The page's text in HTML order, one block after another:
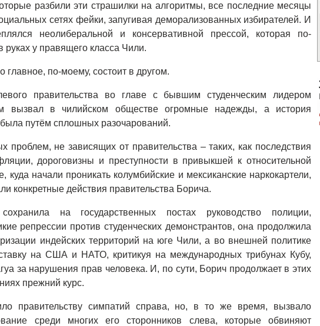
разбили эти страшилки на алгоритмы, все последние месяцы
сетях фейки, запугивая деморализованных избирателей. И
неолиберальной и консервативной прессой, которая по-
руках у правящего класса Чили.
главное, по-моему, состоит в другом.
правительства во главе с бывшим студенческим лидером
вызвал в чилийском обществе огромные надежды, а история
путём сплошных разочарований.
проблем, не зависящих от правительства – таких, как последствия
дороговизны и преступности в привыкшей к относительной
куда начали проникать колумбийские и мексиканские наркокартели,
конкретные действия правительства Борича.
на государственных постах руководство полиции,
репрессии против студенческих демонстрантов, она продолжила
индейских территорий на юге Чили, а во внешней политике
на США и НАТО, критикуя на международных трибунах Кубу,
за нарушения прав человека. И, по сути, Борич продолжает в этих
прежний курс.
правительству симпатий справа, но, в то же время, вызвало
среди многих его сторонников слева, которые обвиняют